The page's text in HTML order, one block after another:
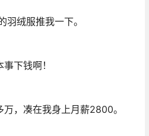
绒服推我一下。
下钱啊！
，凑在我身上月薪2800。